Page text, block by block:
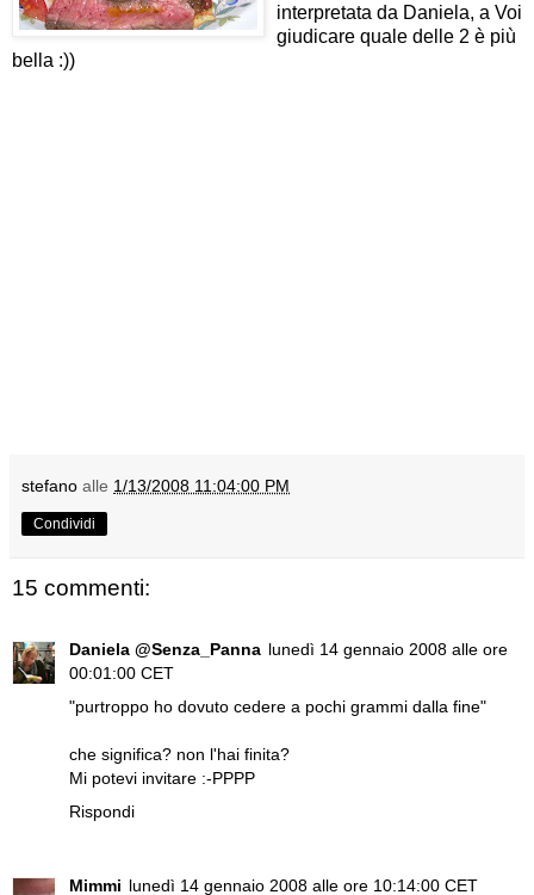
interpretata da Daniela, a Voi
giudicare quale delle 2 è più
bella :))
stefano alle 1/13/2008 11:04:00 PM
Condividi
15 commenti:
Daniela @Senza_Panna lunedì 14 gennaio 2008 alle ore
00:01:00 CET
"purtroppo ho dovuto cedere a pochi grammi dalla fine"
che significa? non l'hai finita?
Mi potevi invitare :-PPPP
Rispondi
Mimmi lunedì 14 gennaio 2008 alle ore 10:14:00 CET